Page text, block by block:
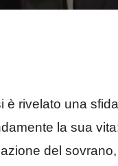
è rivelato una
la sua
del